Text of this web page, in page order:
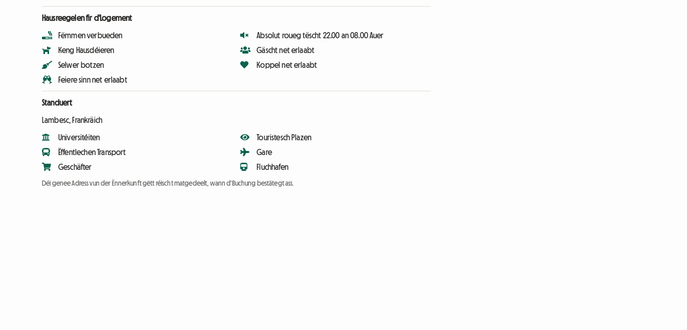
Hausreegelen fir d'Logement
Fëmmen verbueden
Keng Hausdéieren
Selwer botzen
Feiere sinn net erlaabt
Absolut roueg tëscht 22.00 an 08.00 Auer
Gäscht net erlaabt
Koppel net erlaabt
Standuert
Lambesc, Frankräich
Universitéiten
Ëffentlechen Transport
Geschäfter
Touristesch Plazen
Gare
Fluchhafen
Déi genee Adress vun der Ënnerkunft gëtt réischt matgedeelt, wann d'Buchung bestätegt ass.